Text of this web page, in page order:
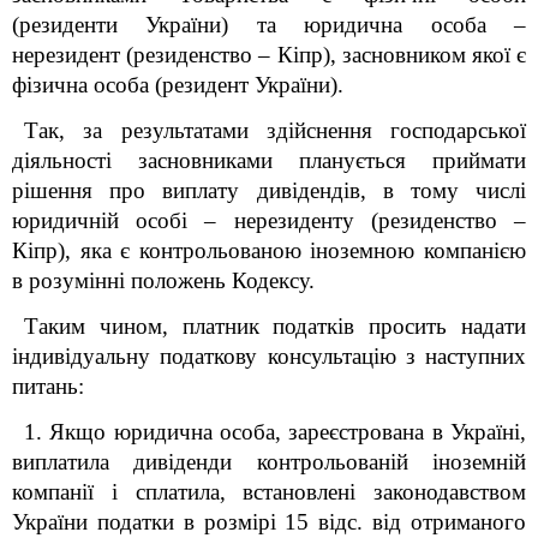
(резиденти України) та юридична особа –
нерезидент (резиденство – Кіпр), засновником якої є
фізична особа (резидент України).
Так, за результатами здійснення господарської
діяльності засновниками планується приймати
рішення про виплату дивідендів, в тому числі
юридичній особі – нерезиденту (резиденство –
Кіпр), яка є контрольованою іноземною компанією
в розумінні положень Кодексу.
Таким чином, платник податків просить надати
індивідуальну податкову консультацію з наступних
питань:
1. Якщо юридична особа, зареєстрована в Україні,
виплатила дивіденди контрольованій іноземній
компанії і сплатила, встановлені законодавством
України податки в розмірі 15 відс. від отриманого